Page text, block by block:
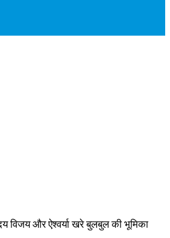
विजय और ऐश्वर्या खरे बुलबुल की भूमिका